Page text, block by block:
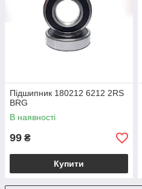
Підшипник 180212 6212 2RS
BRG
В наявності
99 ₴
Купити